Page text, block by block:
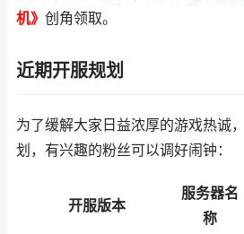
机》 创角领取。
近期开服规划
为了缓解大家日益浓厚的游戏热诚
划，有兴趣的粉丝可以调好闹钟：
开服版本
服务器名
称